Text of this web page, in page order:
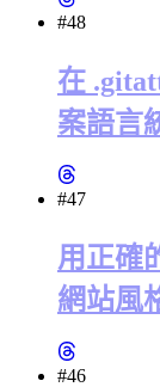
#48
在
案語言
#47
用正確
網站風
#46